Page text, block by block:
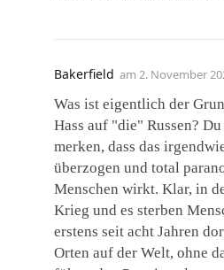
Bakerfield am 2. November
Was ist eigentlich der
Hass auf "die" Russen?
merken, dass das
überzogen und total
Menschen wirkt. Klar, in
Krieg und es sterben
erstens seit acht Jahren
Orten auf der Welt, ohne